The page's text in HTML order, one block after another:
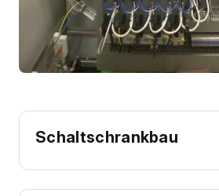
Schaltschrankbau